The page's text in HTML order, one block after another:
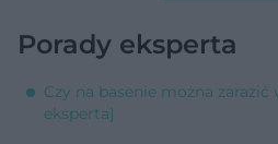
Porady eksperta
Czy na basenie można
eksperta]